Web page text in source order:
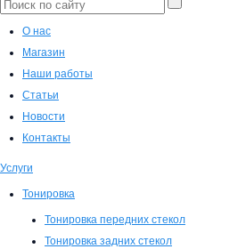
О нас
Магазин
Наши работы
Статьи
Новости
Контакты
Услуги
Тонировка
Тонировка передних стекол
Тонировка задних стекол